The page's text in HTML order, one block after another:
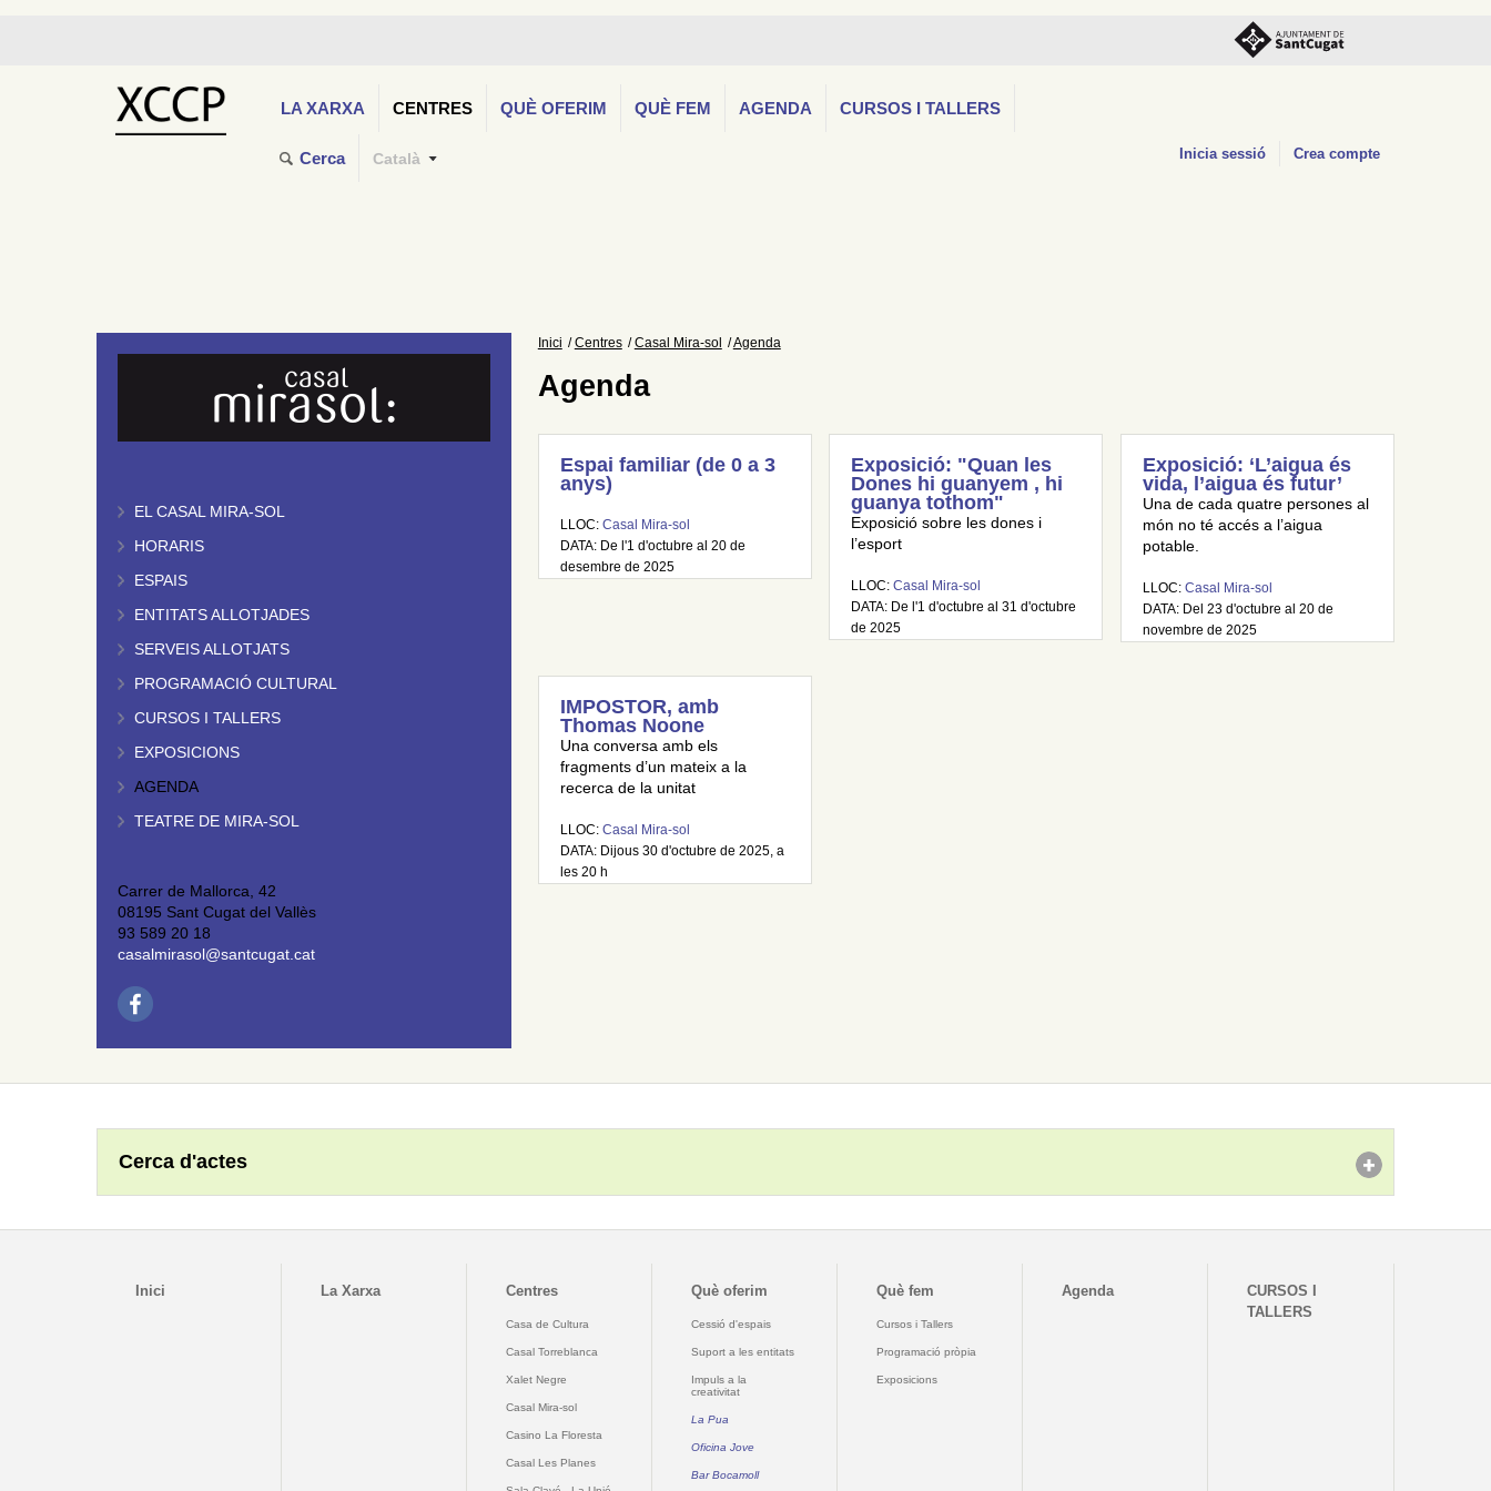
LA XARXA CENTRES QUÈ OFERIM QUÈ FEM AGENDA CURSOS I TALLERS
Cerca Català Inicia sessió Crea compte
EL CASAL MIRA-SOL
HORARIS
ESPAIS
ENTITATS ALLOTJADES
SERVEIS ALLOTJATS
PROGRAMACIÓ CULTURAL
CURSOS I TALLERS
EXPOSICIONS
AGENDA
TEATRE DE MIRA-SOL
Carrer de Mallorca, 42
08195 Sant Cugat del Vallès
93 589 20 18
casalmirasol@santcugat.cat
Inici Centres Casal Mira-sol Agenda
Agenda
Espai familiar (de 0 a 3
anys)
LLOC: Casal Mira-sol
DATA: De l'1 d'octubre al 20 de
desembre de 2025
Exposició: "Quan les
Dones hi guanyem , hi
guanya tothom"
Exposició sobre les dones i
l’esport
LLOC:Casal Mira-sol
DATA: De l'1 d'octubre al 31 d'octubre
de 2025
Exposició: ‘L’aigua és
vida, l’aigua és futur’
Una de cada quatre persones al
món no té accés a l’aigua
potable.
LLOC: Casal Mira-sol
DATA: Del 23 d'octubre al 20 de
novembre de 2025
IMPOSTOR, amb
Thomas Noone
Una conversa amb els
fragments d’un mateix a la
recerca de la unitat
LLOC: Casal Mira-sol
DATA: Dijous 30 d'octubre de 2025, a
les 20 h
Cerca d'actes
Inici La Xarxa Centres
Casa de Cultura
Casal Torreblanca
Xalet Negre
Casal Mira-sol
Casino La Floresta
Casal Les Planes
Què oferim
Cessió d'espais
Suport a les entitats
Impuls a la
creativitat
La Pua
Oficina Jove
Bar Bocamoll
Què fem
Cursos i Tallers
Programació pròpia
Exposicions
Agenda
CURSOS I
TALLERS